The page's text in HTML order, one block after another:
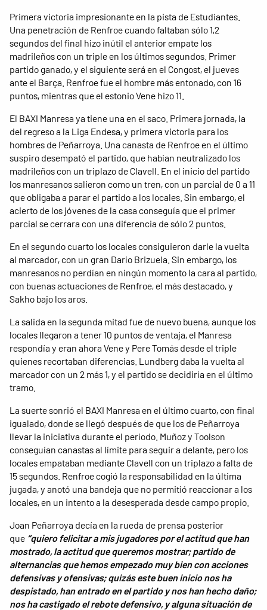
Primera victoria impresionante en la pista de Estudiantes.
Una penetración de Renfroe cuando faltaban sólo 1,2
segundos del final hizo inútil el anterior empate los
madrileños con un triple en los últimos segundos. Primer
partido ganado, y el siguiente será en el Congost, el jueves
ante el Barça. Renfroe fue el hombre más entonado, con 16
puntos, mientras que el estonio Vene hizo 11.
El BAXI Manresa ya tiene una en el saco. Primera jornada, la
del regreso a la Liga Endesa, y primera victoria para los
hombres de Peñarroya. Una canasta de Renfroe en el último
suspiro desempató el partido, que habían neutralizado los
madrileños con un triplazo de Clavell. En el inicio del partido
los manresanos salieron como un tren, con un parcial de 0 a 11
que obligaba a parar el partido a los locales. Sin embargo, el
acierto de los jóvenes de la casa conseguía que el primer
parcial se cerrara con una diferencia de sólo 2 puntos.
En el segundo cuarto los locales consiguieron darle la vuelta
al marcador, con un gran Darío Brizuela. Sin embargo, los
manresanos no perdían en ningún momento la cara al partido,
con buenas actuaciones de Renfroe, el más destacado, y
Sakho bajo los aros.
La salida en la segunda mitad fue de nuevo buena, aunque los
locales llegaron a tener 10 puntos de ventaja, el Manresa
respondía y eran ahora Vene y Pere Tomás desde el triple
quienes recortaban diferencias. Lundberg daba la vuelta al
marcador con un 2 más 1, y el partido se decidiría en el último
tramo.
La suerte sonrió el BAXI Manresa en el último cuarto, con final
igualado, donde se llegó después de que los de Peñarroya
llevar la iniciativa durante el período. Muñoz y Toolson
conseguían canastas al límite para seguir a delante, pero los
locales empataban mediante Clavell con un triplazo a falta de
15 segundos. Renfroe cogió la responsabilidad en la última
jugada, y anotó una bandeja que no permitió reaccionar a los
locales, en un intento a la desesperada desde campo propio.
Joan Peñarroya decía en la rueda de prensa posterior
que “quiero felicitar a mis jugadores por el actitud que han
mostrado, la actitud que queremos mostrar; partido de
alternancias que hemos empezado muy bien con acciones
defensivas y ofensivas; quizás este buen inicio nos ha
despistado, han entrado en el partido y nos han hecho daño;
nos ha castigado el rebote defensivo, y alguna situación de